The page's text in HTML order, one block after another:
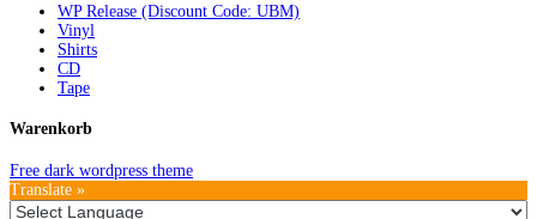
WP Release (Discount Code: UBM)
Vinyl
Shirts
CD
Tape
Warenkorb
Free dark wordpress theme
Translate »